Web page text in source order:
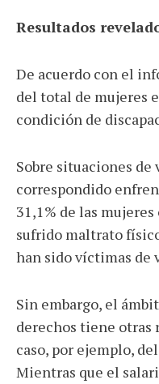
Resultados
De acuerdo con el
del total de mujeres
condición de
Sobre situaciones
correspondido
31,1% de las
sufrido maltrato
han sido víctimas de
Sin embargo, el
derechos tiene otras
caso, por ejemplo,
Mientras que el